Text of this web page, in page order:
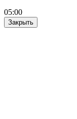
05:00
Закрыть